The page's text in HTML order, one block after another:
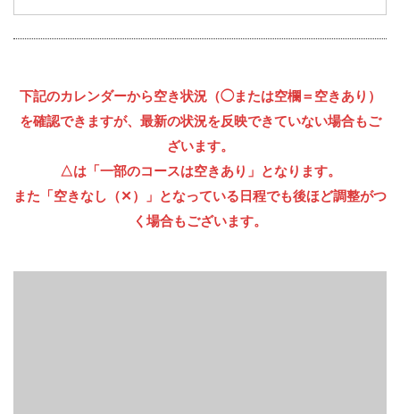
下記のカレンダーから空き状況（◯または空欄＝空きあり）
を確認できますが、最新の状況を反映できていない場合もご
ざいます。
△は「一部のコースは空きあり」となります。
また「空きなし（✕）」となっている日程でも後ほど調整がつ
く場合もございます。